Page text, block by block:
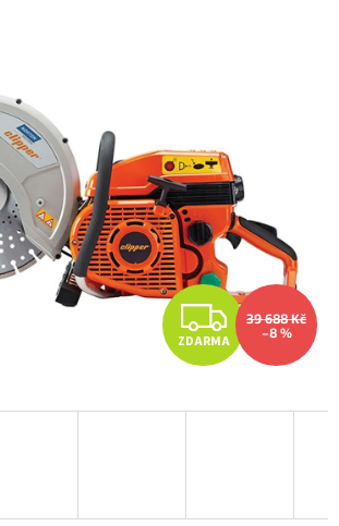
Z
D
A
ZDARMA
39 688 Kč
–8 %